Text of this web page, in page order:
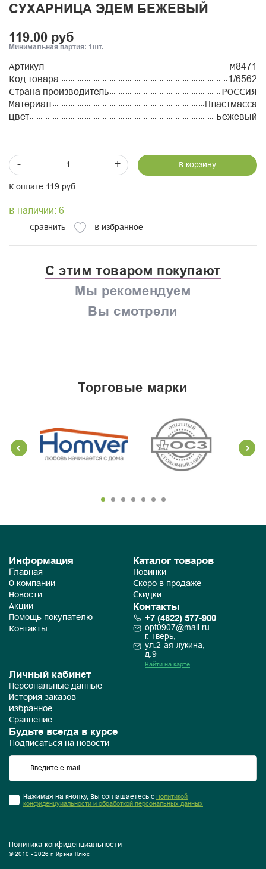
СУХАРНИЦА ЭДЕМ БЕЖЕВЫЙ
119.00 руб
Минимальная партия: 1шт.
Артикул
М8471
Код товара
1/6562
Страна производитель
РОССИЯ
Материал
Пластмасса
Цвет
Бежевый
- + В корзину
К оплате 119 руб.
В наличии: 6
Сравнить В избранное
С этим товаром покупают
Мы рекомендуем
Вы смотрели
торговые марки
Информация
Главная
О компании
Новости
Акции
Помощь покупателю
Контакты
Каталог товаров
Новинки
Скоро в продаже
Скидки
Контакты
+7 (4822) 577-900
opt0907@mail.ru
г. Тверь,
ул.2-ая Лукина,
д.9
Найти на карте
Личный кабинет
Персональные данные
История заказов
Избранное
Сравнение
Будьте всегда в курсе
Подписаться на новости
Нажимая на кнопку, Вы соглашаетесь с Политикой
конфиденцуиальности и обработкой персональных данных
Политика конфиденциальности
© 2010 - 2026 г. Ирэна Плюс